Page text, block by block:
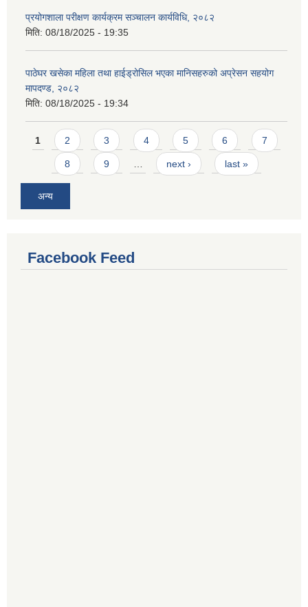
प्रयोगशाला परीक्षण कार्यक्रम सञ्चालन कार्यविधि, २०८२
मिति: 08/18/2025 - 19:35
पाठेघर खसेका महिला तथा हाईड्रोसिल भएका मानिसहरुको अप्रेसन सहयोग
मापदण्ड, २०८२
मिति: 08/18/2025 - 19:34
Pages
1 2 3 4 5 6 7
8 9 … next › last »
अन्य
Facebook Feed